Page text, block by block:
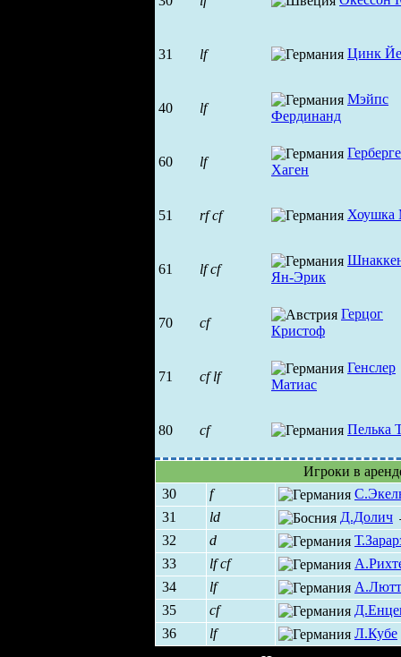
31 lf Цинк
40 lf
Мэйпс
Фердинанд
60 lf
Хаген
51 rf cf Хоушка
61 lf cf
Ян-Эрик
70 cf
Герцог
Кристоф
71 cf lf
Генслер
Матиас
80 cf Пелька
Игроки в
30
f
31
ld Д.Долич
32
d
33
lf cf
34
lf
35
cf
36
lf Л.Кубе